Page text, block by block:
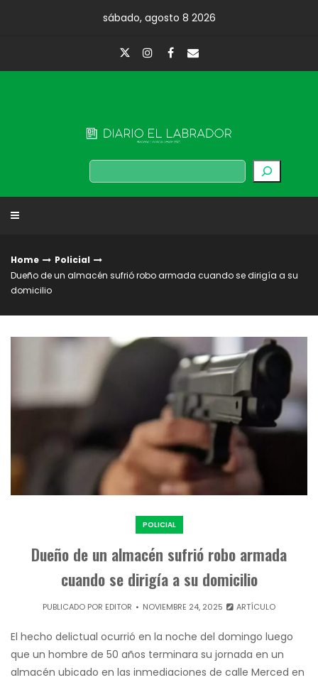
sábado, agosto 8 2026
Buscar
Home
Policial
Dueño de un almacén sufrió robo armada cuando se dirigía a su
domicilio
POLICIAL
Dueño de un almacén sufrió robo armada
cuando se dirigía a su domicilio
PUBLICADO POR EDITOR NOVIEMBRE 24, 2025 ARTÍCULO
El hecho delictual ocurrió en la noche del domingo luego
que un hombre de 50 años terminara su jornada en un
almacén ubicado en las inmediaciones de calle Merced en